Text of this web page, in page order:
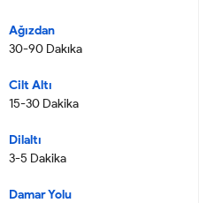
Ağızdan
30-90 Dakıka
Cilt Altı
15-30 Dakika
Dilaltı
3-5 Dakika
Damar Yolu